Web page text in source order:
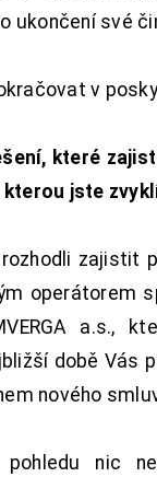
ukončení své
v
které
kterou jste
zajistit
operátorem
a.s.,
době Vás
nového
nic